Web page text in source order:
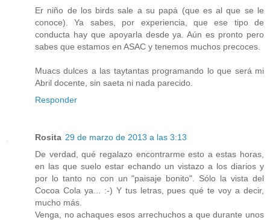
Er niño de los birds sale a su papá (que es al que se le
conoce). Ya sabes, por experiencia, que ese tipo de
conducta hay que apoyarla desde ya. Aún es pronto pero
sabes que estamos en ASAC y tenemos muchos precoces.
Muacs dulces a las taytantas programando lo que será mi
Abril docente, sin saeta ni nada parecido.
Responder
Rosita 29 de marzo de 2013 a las 3:13
De verdad, qué regalazo encontrarme esto a estas horas,
en las que suelo estar echando un vistazo a los diarios y
por lo tanto no con un "paisaje bonito". Sólo la vista del
Cocoa Cola ya... :-) Y tus letras, pues qué te voy a decir,
mucho más.
Venga, no achaques esos arrechuchos a que durante unos